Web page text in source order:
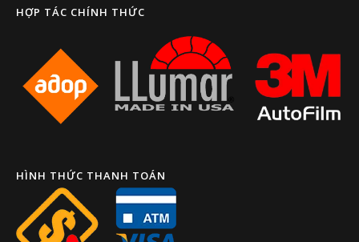
HỢP TÁC CHÍNH THỨC
HÌNH THỨC THANH TOÁN